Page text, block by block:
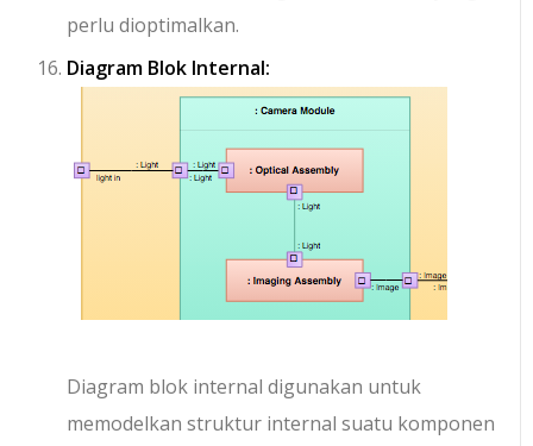
perlu dioptimalkan.
Diagram Blok Internal:
Diagram blok internal digunakan untuk
memodelkan struktur internal suatu komponen